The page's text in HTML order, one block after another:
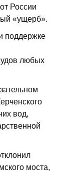
России
«ущерб».
поддержке
любых
вод,
моста,